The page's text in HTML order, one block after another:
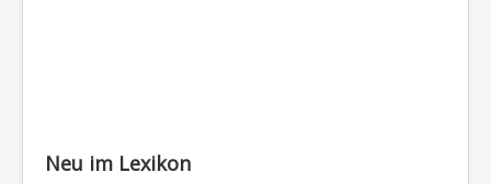
Neu im Lexikon